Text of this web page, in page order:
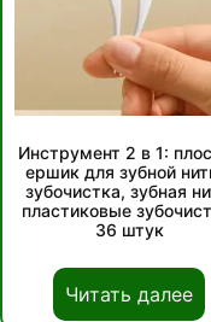
Инструмент 2 в 1:
ершик для зубной
зубочистка, зубная
пластиковые
36 штук
Читать далее